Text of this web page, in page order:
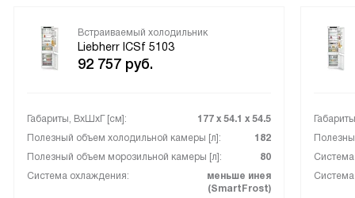
Встраиваемый холодильник
Liebherr ICSf 5103
92 757 руб.
Габариты, ВxШxГ [см]:
177 х 54.1 х 54.5
Полезный объем холодильной камеры [л]:
182
Полезный объем морозильной камеры [л]:
80
Система охлаждения:
меньше инея
(SmartFrost)